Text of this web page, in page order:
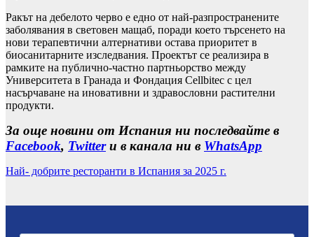
Ракът на дебелото черво е едно от най-разпространените
заболявания в световен мащаб, поради което търсенето на
нови терапевтични алтернативи остава приоритет в
биосанитарните изследвания. Проектът се реализира в
рамките на публично-частно партньорство между
Университета в Гранада и Фондация Cellbitec с цел
насърчаване на иновативни и здравословни растителни
продукти.
За още новини от Испания ни последвайте в
Facebook, Twitterи в канала ни в WhatsApp
Най- добрите ресторанти в Испания за 2025 г.